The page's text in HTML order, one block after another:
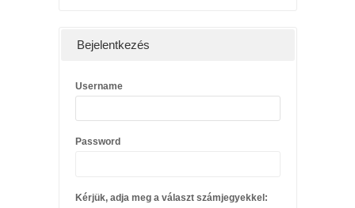
Bejelentkezés
Username
Password
Kérjük, adja meg a választ számjegyekkel: